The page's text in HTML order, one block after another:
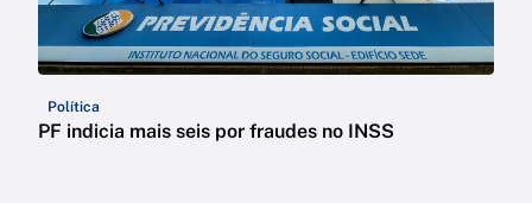
Política
PF indicia mais seis por fraudes no INSS